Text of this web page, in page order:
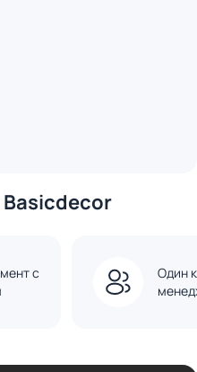
с
Один